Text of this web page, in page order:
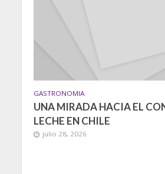
GASTRONOMIA
UNA MIRADA HACIA EL
LECHE EN CHILE
julio 28, 2026